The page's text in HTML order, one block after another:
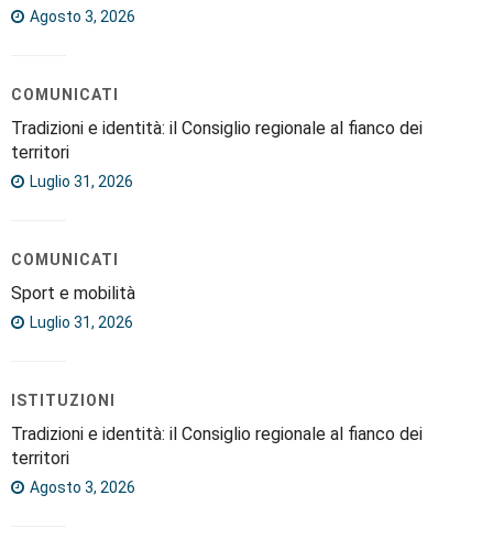
Agosto 3, 2026
COMUNICATI
Tradizioni e identità: il Consiglio regionale al fianco dei
territori
Luglio 31, 2026
COMUNICATI
Sport e mobilità
Luglio 31, 2026
ISTITUZIONI
Tradizioni e identità: il Consiglio regionale al fianco dei
territori
Agosto 3, 2026